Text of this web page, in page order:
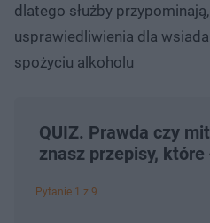
dlatego służby
usprawiedliwienia dla
spożyciu alkoholu
QUIZ. Prawda czy
znasz przepisy, które
Pytanie 1 z 9